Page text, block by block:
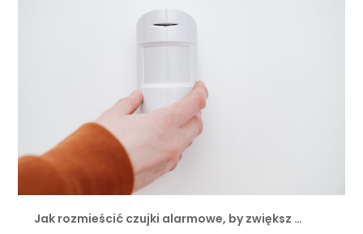
Jak rozmieścić czujki alarmowe, by zwiększ …